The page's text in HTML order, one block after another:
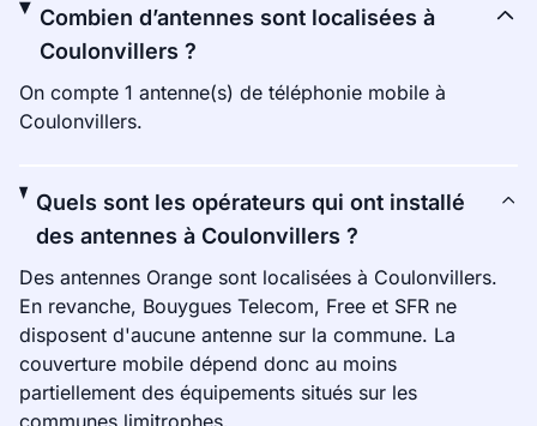
Combien d’antennes sont localisées à
Coulonvillers ?
On compte 1 antenne(s) de téléphonie mobile à
Coulonvillers.
Quels sont les opérateurs qui ont installé
des antennes à Coulonvillers ?
Des antennes Orange sont localisées à Coulonvillers.
En revanche, Bouygues Telecom, Free et SFR ne
disposent d'aucune antenne sur la commune. La
couverture mobile dépend donc au moins
partiellement des équipements situés sur les
communes limitrophes.